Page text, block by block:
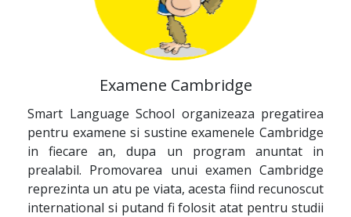
Examene Cambridge
Smart Language School organizeaza pregatirea
pentru examene si sustine examenele Cambridge
in fiecare an, dupa un program anuntat in
prealabil. Promovarea unui examen Cambridge
reprezinta un atu pe viata, acesta fiind recunoscut
international si putand fi folosit atat pentru studii